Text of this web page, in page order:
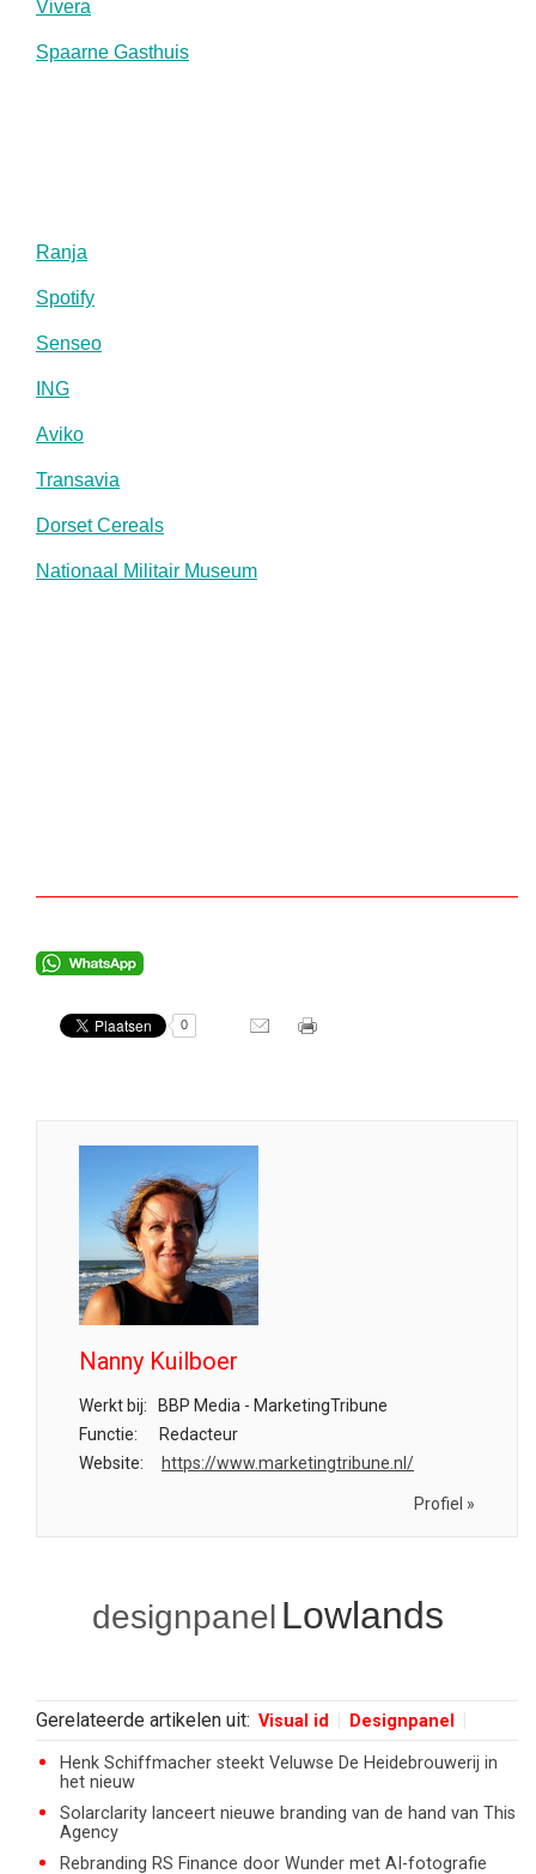
Vivera
Spaarne Gasthuis
Ranja
Spotify
Senseo
ING
Aviko
Transavia
Dorset Cereals
Nationaal Militair Museum
0
Nanny Kuilboer
Werkt bij:
BBP Media - MarketingTribune
Functie:
Redacteur
Website:
https://www.marketingtribune.nl/
Profiel »
designpanel Lowlands
Gerelateerde artikelen uit: Visual id Designpanel
Henk Schiffmacher steekt Veluwse De Heidebrouwerij in
het nieuw
Solarclarity lanceert nieuwe branding van de hand van This
Agency
Rebranding RS Finance door Wunder met AI-fotografie